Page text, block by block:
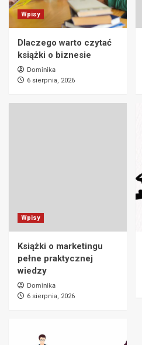
Wpisy
Dlaczego warto czytać
książki o biznesie
Dominika
6 sierpnia, 2026
Wpisy
Książki o marketingu
pełne praktycznej
wiedzy
Dominika
6 sierpnia, 2026